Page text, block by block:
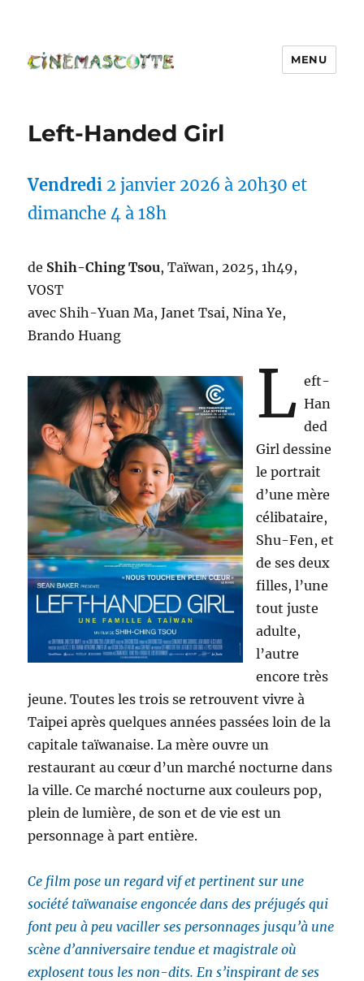
MENU
Left-Handed Girl
Vendredi 2 janvier 2026 à 20h30 et
dimanche 4 à 18h
de Shih-Ching Tsou, Taïwan, 2025, 1h49,
VOST
avec Shih-Yuan Ma, Janet Tsai, Nina Ye,
Brando Huang
L eft-
Han
ded
Girl dessine
le portrait
d’une mère
célibataire,
Shu-Fen, et
de ses deux
filles, l’une
tout juste
adulte,
l’autre
encore très
jeune. Toutes les trois se retrouvent vivre à
Taipei après quelques années passées loin de la
capitale taïwanaise. La mère ouvre un
restaurant au cœur d’un marché nocturne dans
la ville. Ce marché nocturne aux couleurs pop,
plein de lumière, de son et de vie est un
personnage à part entière.
Ce film pose un regard vif et pertinent sur une
société taïwanaise engoncée dans des préjugés qui
font peu à peu vaciller ses personnages jusqu’à une
scène d’anniversaire tendue et magistrale où
explosent tous les non-dits. En s’inspirant de ses